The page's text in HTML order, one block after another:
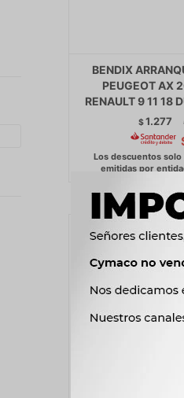
BENDIX
PEUGEOT AX
RENAULT 9 11 18
$1.277